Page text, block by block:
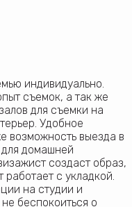
индивидуально.
съемок, а так же
для съемки на
Удобное
возможность выезда в
домашней
создаст образ,
работает с укладкой.
на студии и
беспокоиться о